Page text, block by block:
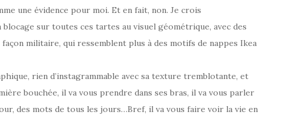
une évidence pour moi. Et en fait, non. Je crois
blocage sur toutes ces tartes au visuel géométrique, avec des
militaire, qui ressemblent plus à des motifs de nappes Ikea
rien d’instagrammable avec sa texture tremblotante, et
bouchée, il va vous prendre dans ses bras, il va vous parler
des mots de tous les jours…Bref, il va vous faire voir la vie en